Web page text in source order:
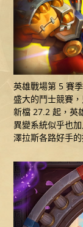
英雄戰場第 5 賽
盛大的鬥士競賽
新檔 27.2 起，英
異變系統似乎也
澤拉斯各路好手